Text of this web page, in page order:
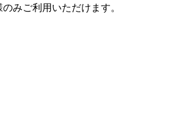
みご利用いただけます。